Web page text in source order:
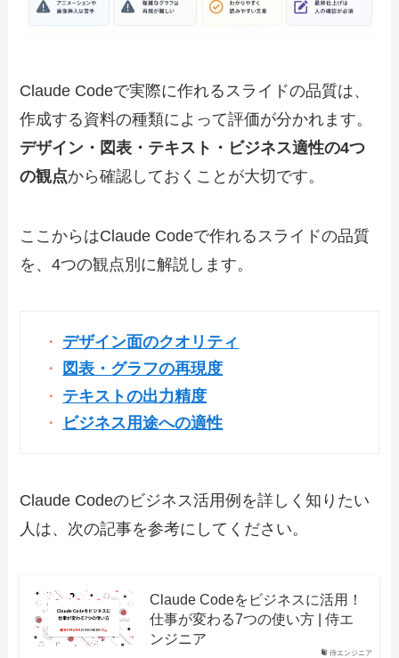
Claude Codeで実際に作れるスライドの品質は、
作成する資料の種類によって評価が分かれます。
デザイン・図表・テキスト・ビジネス適性の4つ
の観点から確認しておくことが大切です。
ここからはClaude Codeで作れるスライドの品質
を、4つの観点別に解説します。
デザイン面のクオリティ
図表・グラフの再現度
テキストの出力精度
ビジネス用途への適性
Claude Codeのビジネス活用例を詳しく知りたい
人は、次の記事を参考にしてください。
侍エンジニア
Claude Codeをビジネスに活用！
仕事が変わる7つの使い方 | 侍エ
ンジニア